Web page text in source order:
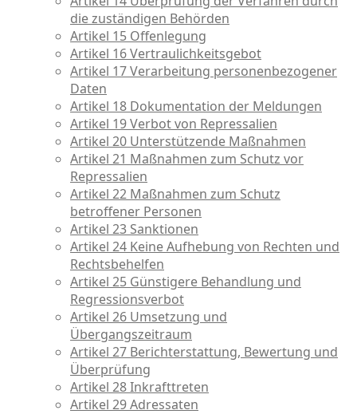
die zuständigen Behörden
Artikel 15 Offenlegung
Artikel 16 Vertraulichkeitsgebot
Artikel 17 Verarbeitung personenbezogener
Daten
Artikel 18 Dokumentation der Meldungen
Artikel 19 Verbot von Repressalien
Artikel 20 Unterstützende Maßnahmen
Artikel 21 Maßnahmen zum Schutz vor
Repressalien
Artikel 22 Maßnahmen zum Schutz
betroffener Personen
Artikel 23 Sanktionen
Artikel 24 Keine Aufhebung von Rechten und
Rechtsbehelfen
Artikel 25 Günstigere Behandlung und
Regressionsverbot
Artikel 26 Umsetzung und
Übergangszeitraum
Artikel 27 Berichterstattung, Bewertung und
Überprüfung
Artikel 28 Inkrafttreten
Artikel 29 Adressaten